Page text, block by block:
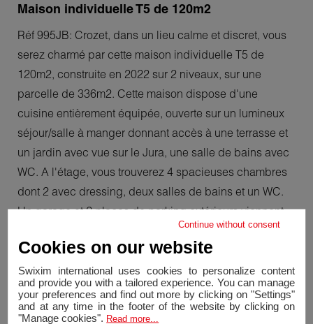
Maison individuelle T5 de 120m2
Réf 995JB: Crozet, dans un lieu calme et discret, vous
serez charmé par cette maison individuelle T5 de
120m2, construite en 2022 sur 2 niveaux, sur une
parcelle de 336m2. Cette maison dispose d'une
cuisine entièrement équipée, ouverte sur un lumineux
séjour/salle à manger donnant accès à une terrasse et
un jardin avec vue sur le Jura, une salle de bains avec
WC. A l'étage, vous trouverez 4 spacieuses chambres
dont 2 avec dressing, deux salles de bains et un WC.
Un garage et 2 places de parking extérieurs viennent
compléter ce magnifique bien. A découvrir rapidement
! Contact: +41 79 666 23 96
Continue without consent
Cookies on our website
Swixim international uses cookies to personalize content
and provide you with a tailored experience. You can manage
your preferences and find out more by clicking on "Settings"
and at any time in the footer of the website by clicking on
"Manage cookies". Read more...